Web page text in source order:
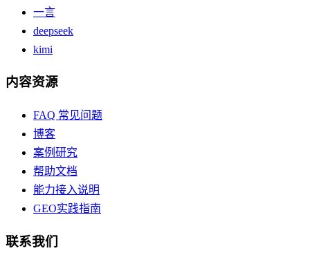
一言
deepseek
kimi
内容资源
FAQ 常见问题
博客
案例研究
帮助文档
能力接入说明
GEO实践指南
联系我们